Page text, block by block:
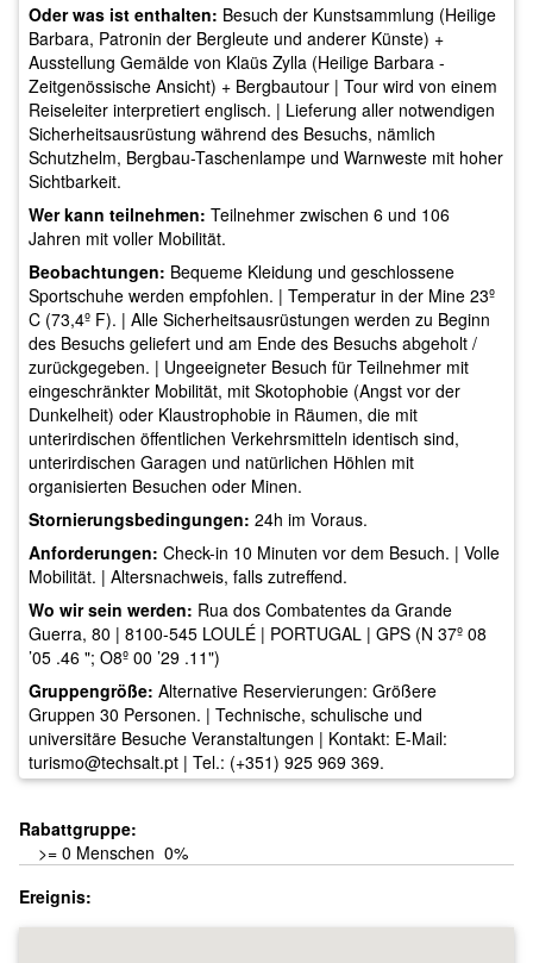
Oder was ist enthalten: Besuch der Kunstsammlung (Heilige
Barbara, Patronin der Bergleute und anderer Künste) +
Ausstellung Gemälde von Klaüs Zylla (Heilige Barbara -
Zeitgenössische Ansicht) + Bergbautour | Tour wird von einem
Reiseleiter interpretiert englisch. | Lieferung aller notwendigen
Sicherheitsausrüstung während des Besuchs, nämlich
Schutzhelm, Bergbau-Taschenlampe und Warnweste mit hoher
Sichtbarkeit.
Wer kann teilnehmen: Teilnehmer zwischen 6 und 106
Jahren mit voller Mobilität.
Beobachtungen: Bequeme Kleidung und geschlossene
Sportschuhe werden empfohlen. | Temperatur in der Mine 23º
C (73,4º F). | Alle Sicherheitsausrüstungen werden zu Beginn
des Besuchs geliefert und am Ende des Besuchs abgeholt /
zurückgegeben. | Ungeeigneter Besuch für Teilnehmer mit
eingeschränkter Mobilität, mit Skotophobie (Angst vor der
Dunkelheit) oder Klaustrophobie in Räumen, die mit
unterirdischen öffentlichen Verkehrsmitteln identisch sind,
unterirdischen Garagen und natürlichen Höhlen mit
organisierten Besuchen oder Minen.
Stornierungsbedingungen: 24h im Voraus.
Anforderungen: Check-in 10 Minuten vor dem Besuch. | Volle
Mobilität. | Altersnachweis, falls zutreffend.
Wo wir sein werden: Rua dos Combatentes da Grande
Guerra, 80 | 8100-545 LOULÉ | PORTUGAL | GPS (N 37º 08
’05 .46 "; O8º 00 ’29 .11")
Gruppengröße: Alternative Reservierungen: Größere
Gruppen 30 Personen. | Technische, schulische und
universitäre Besuche Veranstaltungen | Kontakt: E-Mail:
turismo@techsalt.pt | Tel.: (+351) 925 969 369.
Rabattgruppe:
>= 0 Menschen 0%
Ereignis: